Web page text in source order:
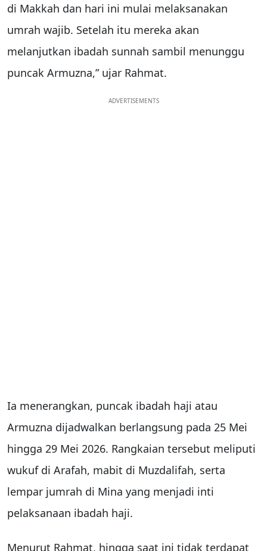
di Makkah dan hari ini mulai melaksanakan
umrah wajib. Setelah itu mereka akan
melanjutkan ibadah sunnah sambil menunggu
puncak Armuzna,” ujar Rahmat.
ADVERTISEMENTS
Ia menerangkan, puncak ibadah haji atau
Armuzna dijadwalkan berlangsung pada 25 Mei
hingga 29 Mei 2026. Rangkaian tersebut meliputi
wukuf di Arafah, mabit di Muzdalifah, serta
lempar jumrah di Mina yang menjadi inti
pelaksanaan ibadah haji.
Menurut Rahmat, hingga saat ini tidak terdapat